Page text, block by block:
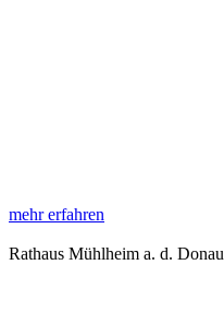
mehr erfahren
Rathaus Mühlheim a. d. Donau